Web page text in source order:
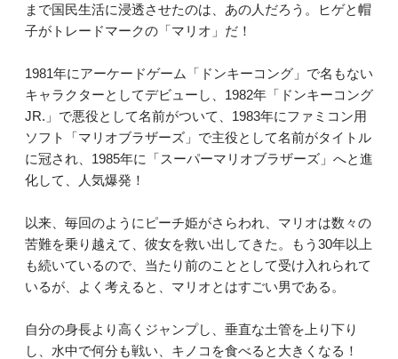
まで国民生活に浸透させたのは、あの人だろう。ヒゲと帽
子がトレードマークの「マリオ」だ！
1981年にアーケードゲーム「ドンキーコング」で名もない
キャラクターとしてデビューし、1982年「ドンキーコング
JR.」で悪役として名前がついて、1983年にファミコン用
ソフト「マリオブラザーズ」で主役として名前がタイトル
に冠され、1985年に「スーパーマリオブラザーズ」へと進
化して、人気爆発！
以来、毎回のようにピーチ姫がさらわれ、マリオは数々の
苦難を乗り越えて、彼女を救い出してきた。もう30年以上
も続いているので、当たり前のこととして受け入れられて
いるが、よく考えると、マリオとはすごい男である。
自分の身長より高くジャンプし、垂直な土管を上り下り
し、水中で何分も戦い、キノコを食べると大きくなる！